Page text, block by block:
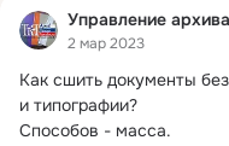
Управление
2 мар 2023
Как сшить документы
и типографии?
Способов - масса.